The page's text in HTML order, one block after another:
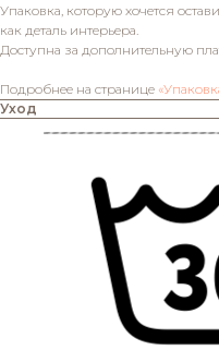
Упаковка, которую хочется
как деталь интерьера.
Доступна за дополнительную
Подробнее на странице
Уход